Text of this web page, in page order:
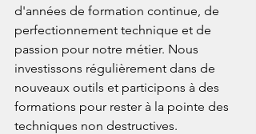
d'années de formation continue, de
perfectionnement technique et de
passion pour notre métier. Nous
investissons régulièrement dans de
nouveaux outils et participons à des
formations pour rester à la pointe des
techniques non destructives.